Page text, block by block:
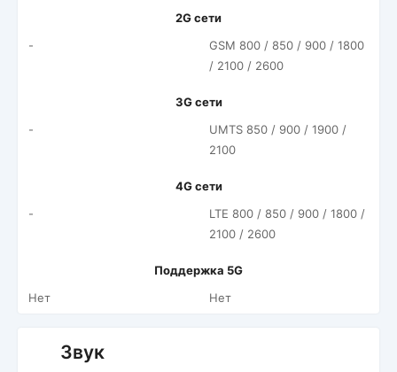
2G сети
-
GSM 800 / 850 / 900 / 1800
/ 2100 / 2600
3G сети
-
UMTS 850 / 900 / 1900 /
2100
4G сети
-
LTE 800 / 850 / 900 / 1800 /
2100 / 2600
Поддержка 5G
Нет
Нет
Звук